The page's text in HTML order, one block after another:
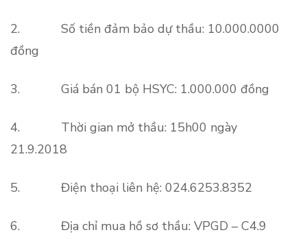
2. Số tiền đảm bảo dự thầu: 10.000.0000
đồng
3. Giá bán 01 bộ HSYC: 1.000.000 đồng
4. Thời gian mở thầu: 15h00 ngày
21.9.2018
5. Điện thoại liên hệ: 024.6253.8352
6. Địa chỉ mua hồ sơ thầu: VPGD – C4.9